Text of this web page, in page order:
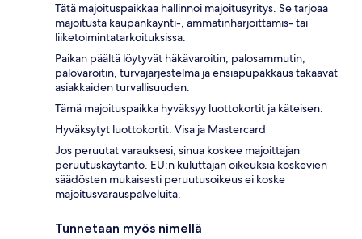
Tätä majoituspaikkaa hallinnoi majoitusyritys. Se tarjoaa
majoitusta kaupankäynti-, ammatinharjoittamis- tai
liiketoimintatarkoituksissa.
Paikan päältä löytyvät häkävaroitin, palosammutin,
palovaroitin, turvajärjestelmä ja ensiapupakkaus takaavat
asiakkaiden turvallisuuden.
Tämä majoituspaikka hyväksyy luottokortit ja käteisen.
Hyväksytyt luottokortit: Visa ja Mastercard
Jos peruutat varauksesi, sinua koskee majoittajan
peruutuskäytäntö. EU:n kuluttajan oikeuksia koskevien
säädösten mukaisesti peruutusoikeus ei koske
majoitusvarauspalveluita.
Tunnetaan myös nimellä